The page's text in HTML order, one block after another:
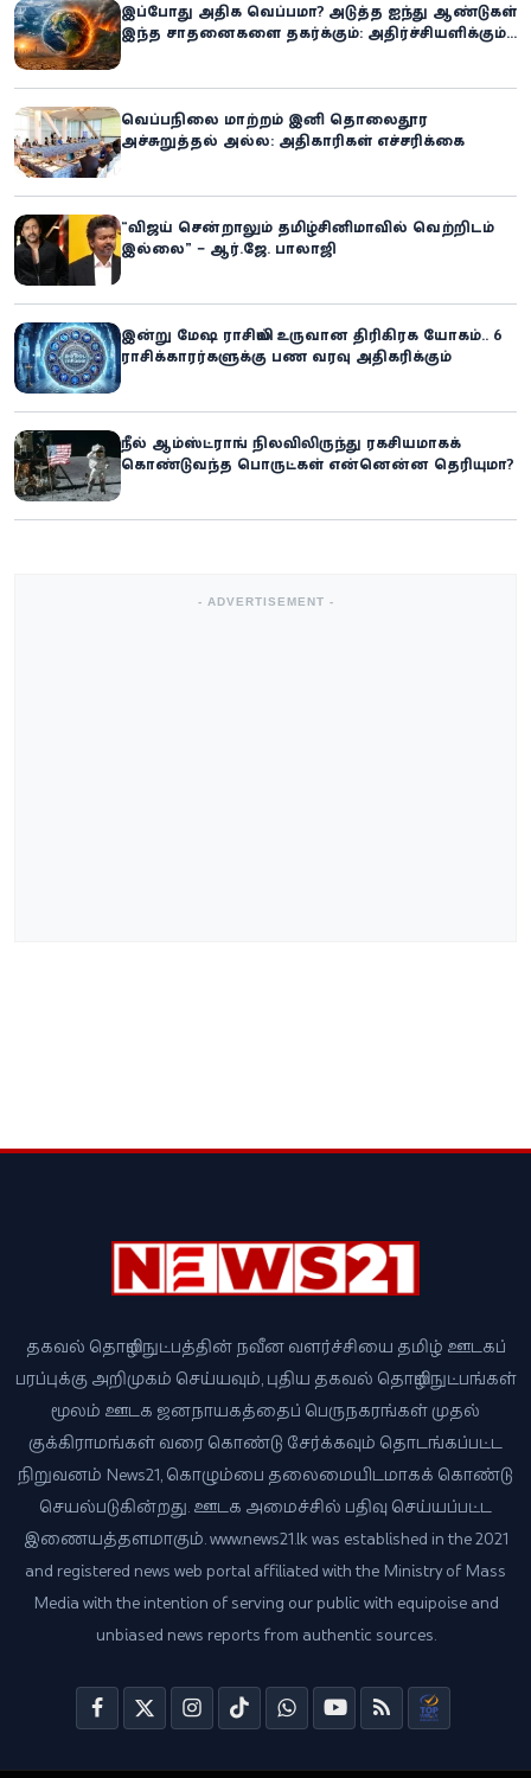
இப்போது அதிக வெப்பமா? அடுத்த ஐந்து ஆண்டுகள்
இந்த சாதனைகளை தகர்க்கும்: அதிர்ச்சியளிக்கும்
வெப்பநிலை மாற்றம் இனி தொலைதூர
அச்சுறுத்தல் அல்ல: அதிகாரிகள் எச்சரிக்கை
“விஜய் சென்றாலும் தமிழ்சினிமாவில் வெற்றிடம்
இல்லை” – ஆர்.ஜே. பாலாஜி
இன்று மேஷ ராசியில் உருவான திரிகிரக யோகம்.. 6
ராசிக்காரர்களுக்கு பண வரவு அதிகரிக்கும்
நீல் ஆம்ஸ்ட்ராங் நிலவிலிருந்து ரகசியமாகக்
கொண்டுவந்த பொருட்கள் என்னென்ன தெரியுமா?
- ADVERTISEMENT -
தகவல் தொழில்நுட்பத்தின் நவீன வளர்ச்சியை தமிழ் ஊடகப்
பரப்புக்கு அறிமுகம் செய்யவும், புதிய தகவல் தொழில்நுட்பங்கள்
மூலம் ஊடக ஜனநாயகத்தைப் பெருநகரங்கள் முதல்
குக்கிராமங்கள் வரை கொண்டு சேர்க்கவும் தொடங்கப்பட்ட
நிறுவனம் News21, கொழும்பை தலைமையிடமாகக் கொண்டு
செயல்படுகின்றது. ஊடக அமைச்சில் பதிவு செய்யப்பட்ட
இணையத்தளமாகும். www.news21.lk was established in the 2021
and registered news web portal affiliated with the Ministry of Mass
Media with the intention of serving our public with equipoise and
unbiased news reports from authentic sources.